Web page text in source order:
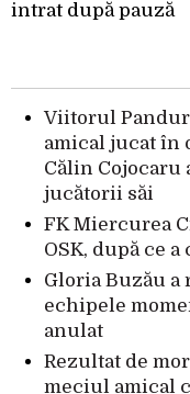
intrat după pauză
Viitorul
amical jucat în
Călin Cojocaru
jucătorii săi
FK Miercurea
OSK, după ce
Gloria Buzău
echipele
anulat
Rezultat de
meciul amical